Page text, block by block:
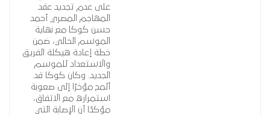
على عدم تجديد عقد
المهاجم المصري أحمد
حسن كوكا مع نهاية
الموسم الحالي، ضمن
خطة إعادة هيكلة الفريق
والاستعداد للموسم
الجديد. وكان كوكا قد
ألمح مؤخرًا إلى صعوبة
استمراره مع الاتفاق،
مؤكدًا أن الإصابة التي